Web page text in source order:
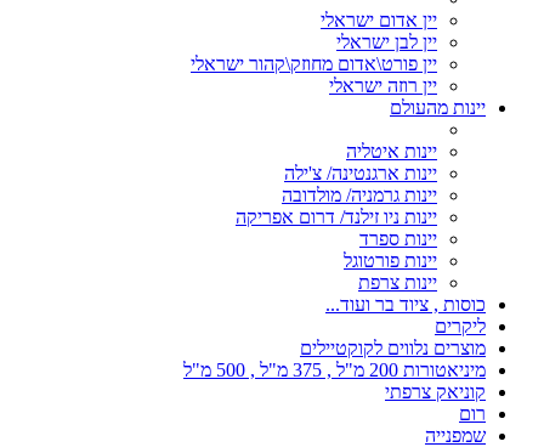
יין אדום ישראלי
יין לבן ישראלי
יין פורט\אדום מחוזק\קהור ישראלי
יין רוזה ישראלי
יינות מהעולם
יינות איטליה
יינות ארגנטינה/ צ'ילה
יינות גרמניה/ מולדובה
יינות ניו זילנד/ דרום אפריקה
יינות ספרד
יינות פורטוגל
יינות צרפת
כוסות , ציוד בר ועוד...
ליקרים
מוצרים נלווים לקוקטיילים
מיניאטורות 200 מ"ל , 375 מ"ל , 500 מ"ל
קוניאק צרפתי
רום
שמפנייה